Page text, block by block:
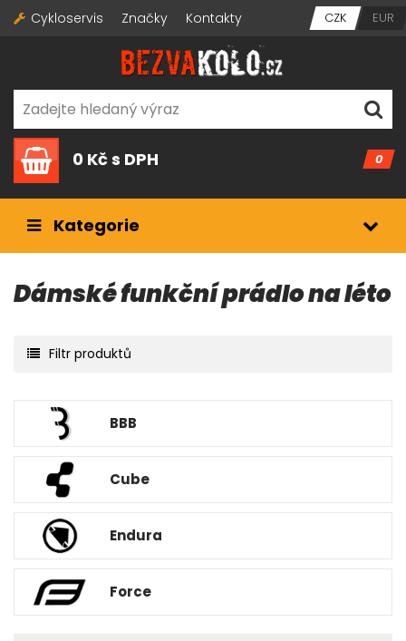
Cykloservis Značky Kontakty CZK EUR
0
0 Kčs DPH
Kategorie
Dámské funkční prádlo na léto
Filtr produktů
BBB
Cube
Endura
Force